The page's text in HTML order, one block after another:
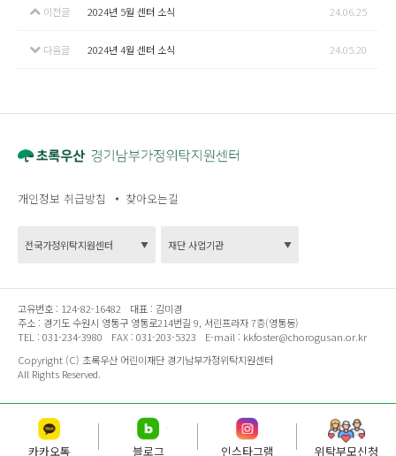
이전글 2024년 5월 센터 소식 24.06.25
다음글 2024년 4월 센터 소식 24.05.20
개인정보 취급방침 찾아오는길
고유번호 : 124-82-16482 대표 : 김미경
주소 : 경기도 수원시 영통구 영통로214번길 9, 서린프라자 7층(영통동)
TEL : 031-234-3980 FAX : 031-203-5323 E-mail : kkfoster@chorogusan.or.kr
Copyright (C) 초록우산 어린이재단 경기남부가정위탁지원센터
All Rights Reserved.
카카오톡 블로그 인스타그램 위탁부모신청